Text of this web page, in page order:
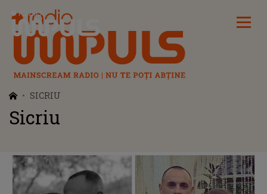
Radio Impuls
SICRIU
Sicriu